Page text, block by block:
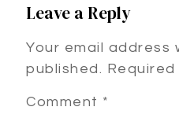
Leave a Reply
Your email address
published.
Comment *